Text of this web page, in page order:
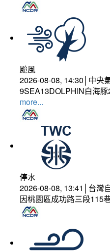
颱風
2026-08-08, 14:30│中央
9SEA13DOLPHIN白海
more...
停水
2026-08-08, 13:41│台灣
因桃園區成功路三段115